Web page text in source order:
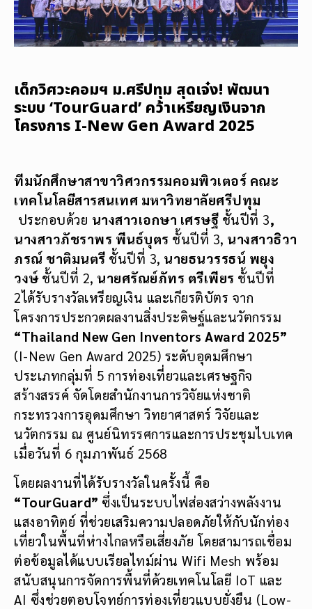
เด็กวิศวะคอมฯ ม.ศรีปทุม สุดเจ๋ง! พัฒนา
ระบบ ‘TourGuard’ คว้าเหรียญเงินจาก
โครงการ I-New Gen Award 2025
ทีมนักศึกษาสาขาวิศวกรรมคอมพิวเตอร์ คณะ
เทคโนโลยีสารสนเทศ มหาวิทยาลัยศรีปทุม
ประกอบด้วย นางสาวเอกษา เศรษฐี ชั้นปีที่ 3,
นางสาวภัชราพร พีนธ์บุตร ชั้นปีที่ 3, นางสาวธิวา
ภรณ์ ชาติมนตรี ชั้นปีที่ 3, นายธนวรรธน์ พยุง
วงษ์ ชั้นปีที่ 2, นายศรัณย์ภัทร ตรีเพียร ชั้นปีที่
2ได้รับรางวัลเหรียญเงิน และเกียรติบัตร จาก
โครงการประกวดผลงานสิ่งประดิษฐ์และนวัตกรรม
“Thailand New Gen Inventors Award 2025”
(I-New Gen Award 2025) ระดับอุดมศึกษา
ประเภทกลุ่มที่ 5 การท่องเที่ยวและเศรษฐกิจ
สร้างสรรค์ จัดโดยสำนักงานการวิจัยแห่งชาติ
กระทรวงการอุดมศึกษา วิทยาศาสตร์ วิจัยและ
นวัตกรรม ณ ศูนย์นิทรรศการและการประชุมไบเทค
เมื่อวันที่ 6 กุมภาพันธ์ 2568
โดยผลงานที่ได้รับรางวัลในครั้งนี้ คือ
“TourGuard” ซึ่งเป็นระบบไฟส่องสว่างพลังงาน
แสงอาทิตย์ ที่ช่วยเสริมความปลอดภัยให้กับนักท่อง
เที่ยวในพื้นที่ห่างไกลหรือเสี่ยงภัย โดยสามารถเชื่อม
ต่อข้อมูลได้แบบเรียลไทม์ผ่าน Wifi Mesh พร้อม
สนับสนุนการจัดการพื้นที่ด้วยเทคโนโลยี IoT และ
AI ซึ่งช่วยตอบโจทย์การท่องเที่ยวแบบยั่งยืน (Low-